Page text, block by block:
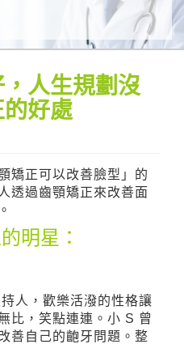
人生規劃沒
好處
矯正可以改善臉型」的
透過齒顎矯正來改善面
明星：
人，歡樂活潑的性格讓
比，笑點連連。小 S 曾
善自己的齙牙問題。整